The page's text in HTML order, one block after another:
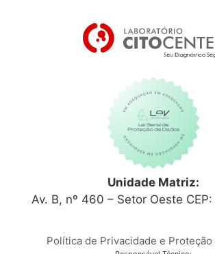
Unidade Matriz:
Av. B, nº 460 – Setor Oeste
Política de Privacidade e Proteção